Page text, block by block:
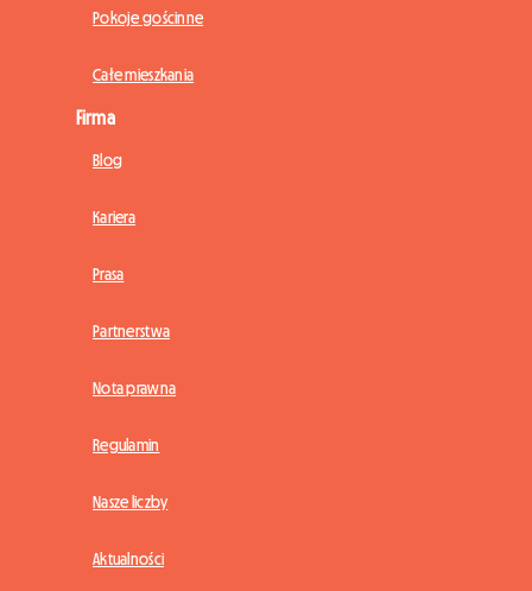
Pokoje gościnne
Całe mieszkania
Firma
Blog
Kariera
Prasa
Partnerstwa
Nota prawna
Regulamin
Nasze liczby
Aktualności